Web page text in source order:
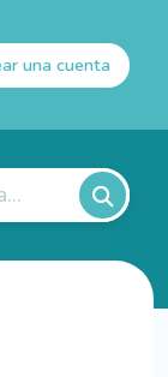
una cuenta